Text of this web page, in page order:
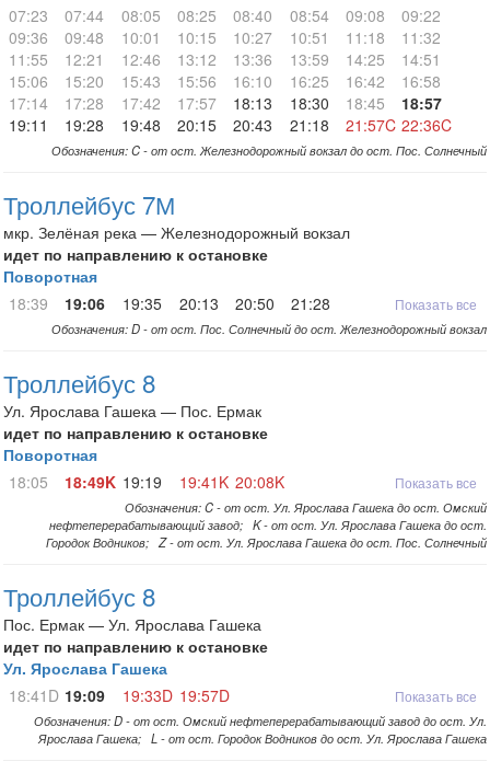
07:23
07:44 08:05 08:25 08:40 08:54 09:08
09:22
09:36
09:48 10:01 10:15 10:27 10:51 11:18
11:32
11:55
12:21 12:46 13:12 13:36 13:59 14:25
14:51
15:06
15:20 15:43 15:56 16:10 16:25 16:42
16:58
17:14
17:28 17:42 17:57 18:13 18:30 18:45
18:57
19:11
19:28 19:48 20:15 20:43 21:18 21:57C 22:36C
Обозначения: C - от ост. Железнодорожный вокзал до ост. Пос. Солнечный
Троллейбус 7М
мкр. Зелёная река — Железнодорожный вокзал
идет по направлению к остановке
Поворотная
18:39
19:06 19:35 20:13 20:50 21:28 Показать все
Обозначения: D - от ост. Пос. Солнечный до ост. Железнодорожный вокзал
Троллейбус 8
Ул. Ярослава Гашека — Пос. Ермак
идет по направлению к остановке
Поворотная
18:05
18:49K 19:19 19:41K 20:08K Показать все
Обозначения: C - от ост. Ул. Ярослава Гашека до ост. Омский
нефтеперерабатывающий завод; K - от ост. Ул. Ярослава Гашека до ост.
Городок Водников; Z - от ост. Ул. Ярослава Гашека до ост. Пос. Солнечный
Троллейбус 8
Пос. Ермак — Ул. Ярослава Гашека
идет по направлению к остановке
Ул. Ярослава Гашека
18:41D 19:09 19:33D 19:57D Показать все
Обозначения: D - от ост. Омский нефтеперерабатывающий завод до ост. Ул.
Ярослава Гашека; L - от ост. Городок Водников до ост. Ул. Ярослава Гашека